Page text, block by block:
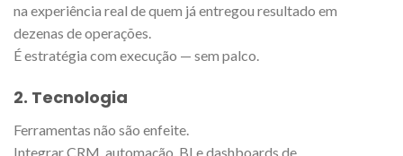
na experiência real de quem já entregou resultado em
dezenas de operações.
É estratégia com execução — sem palco.
2. Tecnologia
Ferramentas não são enfeite.
Integrar CRM, automação, BI e dashboards de